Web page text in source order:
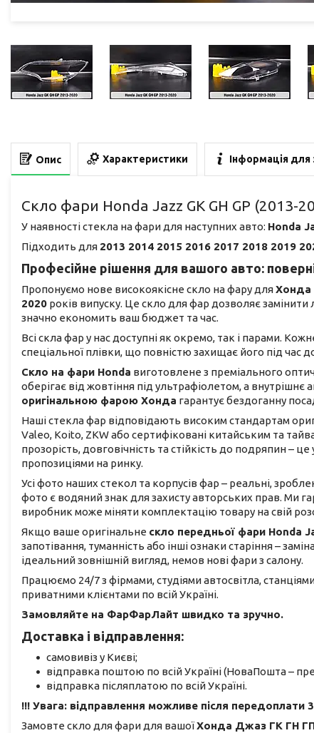
Опис Характеристики Інформація
Скло фари Honda Jazz GK GH GP (2013-
У наявності стекла на фари для наступних авто: Honda
Підходить для 2013 2014 2015 2016 2017 2018 2019
Професійне рішення для вашого авто:
Пропонуємо нове високоякісне скло на фару дляХонда
2020 років випуску. Це скло для фар дозволяє
значно економить ваш бюджет та час.
Всі скла фар у нас доступні як окремо, так і парами.
спеціальної плівки, що повністю захищає його під
Скло на фари Honda виготовлене з преміального
оберігає від жовтіння під ультрафіолетом, а
оригінальною фарою Хонда гарантує бездоганну
Наші стекла фар відповідають високим стандартам
Valeo, Koito, ZKW або сертифіковані китайським та
прозорість, довговічність та стійкість до подряпин –
пропозиціями на ринку.
Усі фото наших стекол та корпусів фар – реальні,
фото є водяний знак для захисту авторських прав. Ми
виробник може міняти комплектацію товару на свій
Якщо ваше оригінальне скло передньої фари Honda
запотівання, туманність або інші ознаки старіння –
ідеальний зовнішній вигляд, немов нові фари з салону.
Працюємо 24/7 з фірмами, студіями автосвітла,
приватними клієнтами по всій Україні.
Замовляйте на ФарФарЛайт швидко та зручно.
Доставка і відправлення:
самовивіз у Києві;
відправка поштою по всій Україні (НоваПошта –
відправка післяплатою по всій Україні.
!!! Увага: відправлення можливе після передоплати
Замовте скло для фари для вашоїХонда Джаз ГК ГН